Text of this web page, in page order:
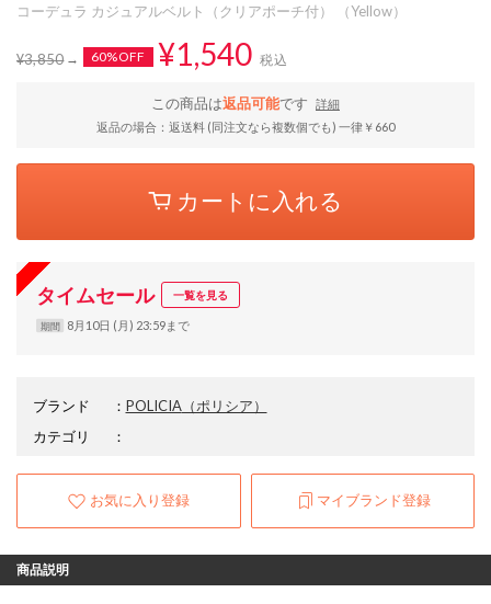
コーデュラ カジュアルベルト（クリアポーチ付） （Yellow）
¥3,850 60%OFF ¥1,540 税込
この商品は返品可能です
詳細
返品の場合：返送料 (同注文なら複数個でも) 一律￥660
カートに入れる
タイムセール 一覧を見る
期間 8月10日 (月) 23:59まで
ブランド ： POLICIA（ポリシア）
カテゴリ
：
お気に入り登録 マイブランド登録
商品説明